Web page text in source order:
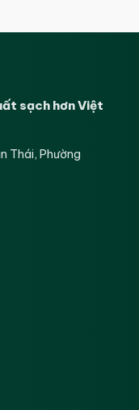
sạch hơn Việt
Thái, Phường